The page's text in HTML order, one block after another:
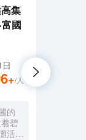
集
國
+/人
的
碧
活